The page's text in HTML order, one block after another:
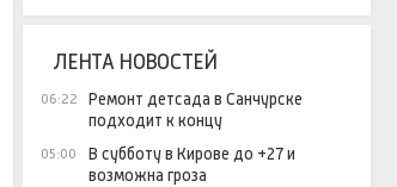
не
чего
ажиотаж из-за этого
продукта: что купить?
ЛЕНТА НОВОСТЕЙ
06:22
Ремонт детсада в Санчурске
подходит к концу
05:00
В субботу в Кирове до +27 и
возможна гроза